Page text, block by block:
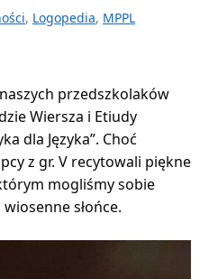
, Logopedia, MPPL
przedszkolaków
Wiersza i Etiudy
dla Języka”. Choć
z gr. V recytowali piękne
mogliśmy sobie
słońce.